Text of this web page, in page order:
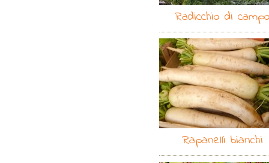
Radicchio di
Rapanelli bianchi